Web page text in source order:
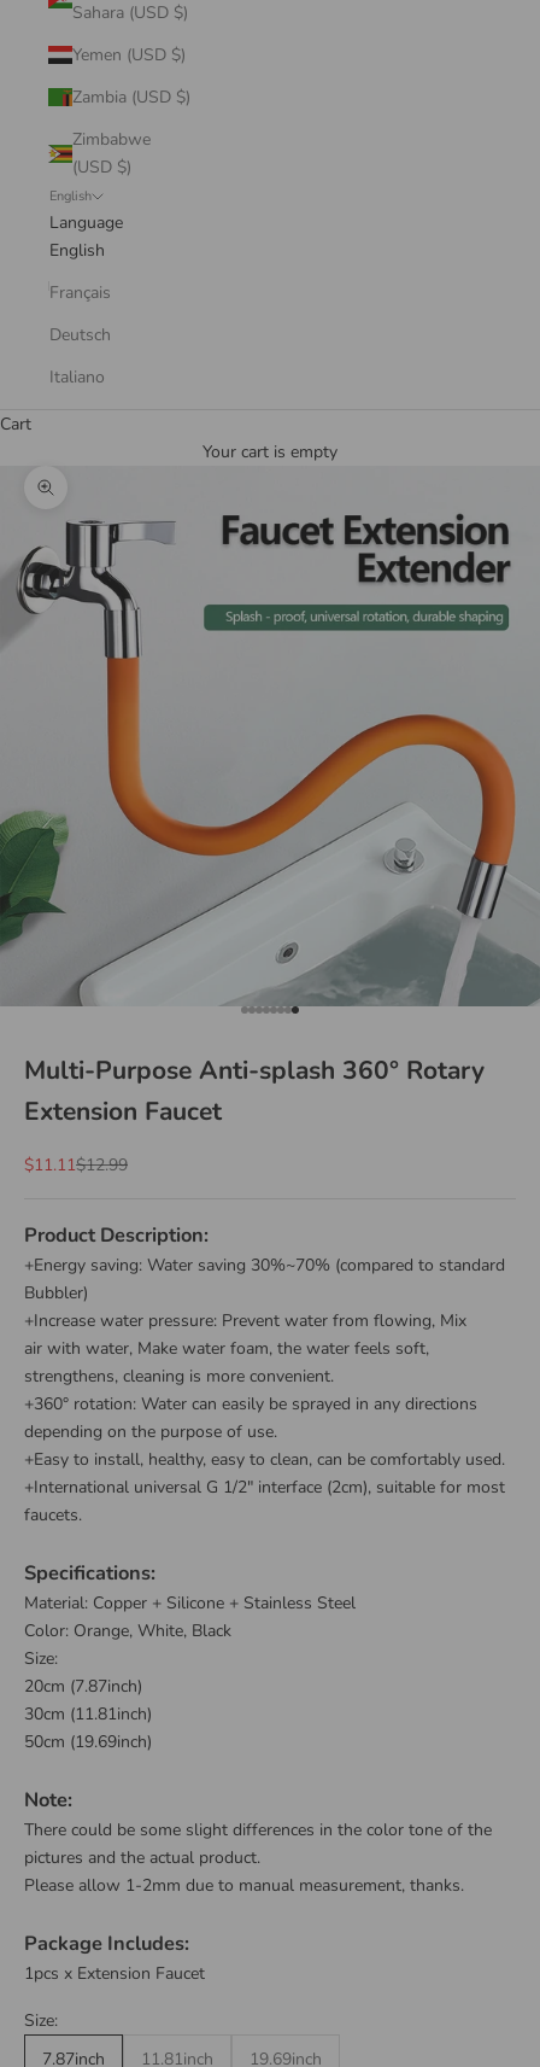
Sahara (USD $)
Yemen (USD $)
Zambia (USD $)
Zimbabwe
(USD $)
English
Language
English
Français
Deutsch
Italiano
Cart
Your cart is empty
Zoom picture
Go to item 1
Go to item 2
Go to item 3
Go to item 4
Go to item 5
Go to item 6
Go to item 7
Go to item 8
Multi-Purpose Anti-splash 360° Rotary
Extension Faucet
Sale price
$11.11Regular price
$12.99
Product Description:
+Energy saving: Water saving 30%~70% (compared to standard
Bubbler)
+Increase water pressure: Prevent water from flowing, Mix
air with water, Make water foam, the water feels soft,
strengthens, cleaning is more convenient.
+360° rotation: Water can easily be sprayed in any directions
depending on the purpose of use.
+Easy to install, healthy, easy to clean, can be comfortably used.
+International universal G 1/2" interface (2cm), suitable for most
faucets.
Specifications:
Material: Copper + Silicone + Stainless Steel
Color: Orange, White, Black
Size:
20cm (7.87inch)
30cm (11.81inch)
50cm (19.69inch)
Note:
There could be some slight differences in the color tone of the
pictures and the actual product.
Please allow 1-2mm due to manual measurement, thanks.
Package Includes:
1pcs x Extension Faucet
Size:
7.87inch
11.81inch 19.69inch